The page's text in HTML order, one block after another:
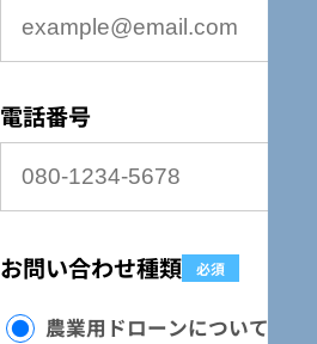
電話番号
お問い合わせ種類 必須
農業用ドローンについて